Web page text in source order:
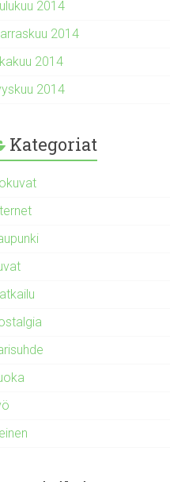
2014
2014
2014
2014
Kategoriat